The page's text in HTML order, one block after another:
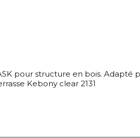
pour structure en bois. Adapté
Kebony clear 2131